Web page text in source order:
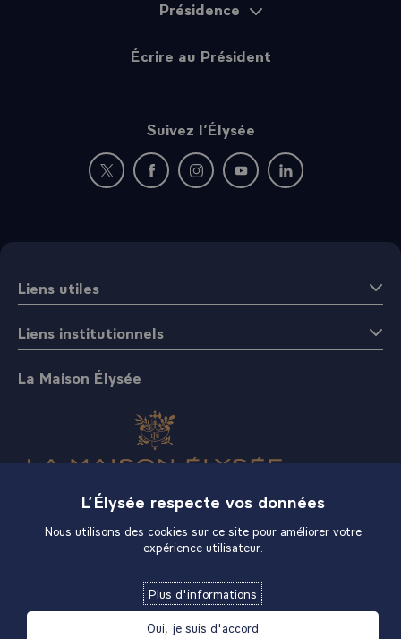
Présidence
Écrire au Président
Suivez l’Élysée
Nouvelle fenêtre : rejoignez-nous sur Twitter
Nouvelle fenêtre : rejoignez-nous sur
Nouvelle fenêtre : rejoignez-nous
Nouvelle fenêtre :
Nouvelle fenêtre :
Liens utiles
Liens institutionnels
La Maison Élysée
BoutiqueL’Élysée respecte vos données
Nous utilisons des cookies sur ce site pour améliorer votre
expérience utilisateur.
Plus d'informations
Oui, je suis d'accord